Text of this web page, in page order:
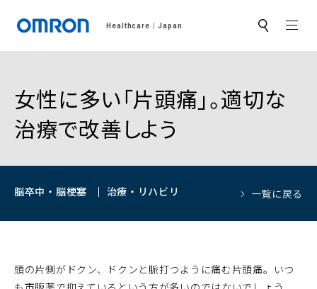
Healthcare Japan サ
ト
索
女性に多い「片頭痛」。適切な
治療で改善しよう
脳卒中・脳梗塞 治療・リハビリ 一覧に戻る
頭の片側がドクン、ドクンと脈打つように痛む片頭痛。いつ